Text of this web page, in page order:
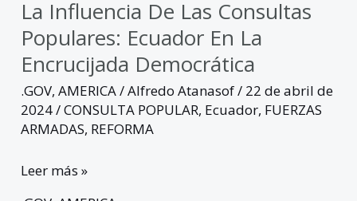
La Influencia De Las Consultas
Populares: Ecuador En La
Encrucijada Democrática
.GOV,AMERICA/Alfredo Atanasof/ 22 de abril de
2024/CONSULTA POPULAR, Ecuador, FUERZAS
ARMADAS, REFORMA
Ecuador
en
la
Encrucijada
Democrática
Leer más »